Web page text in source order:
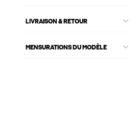
LIVRAISON & RETOUR
MENSURATIONS DU MODÈLE